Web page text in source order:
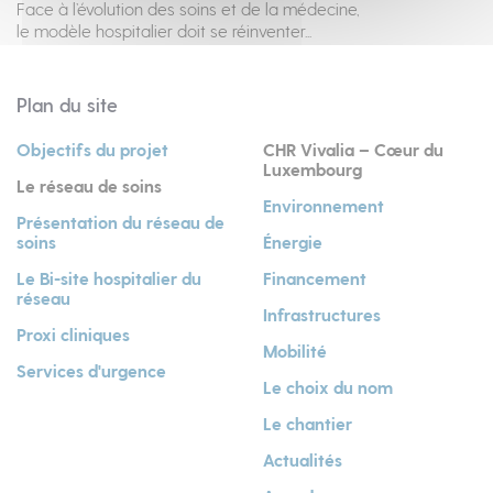
Face à l’évolution des soins et de la médecine,
le modèle hospitalier doit se réinventer...
Plan du site
Objectifs du projet
Le réseau de soins
Présentation du réseau de
soins
Le Bi-site hospitalier du
réseau
Proxi cliniques
Services d'urgence
CHR Vivalia – Cœur du
Luxembourg
Environnement
Énergie
Financement
Infrastructures
Mobilité
Le choix du nom
Le chantier
Actualités